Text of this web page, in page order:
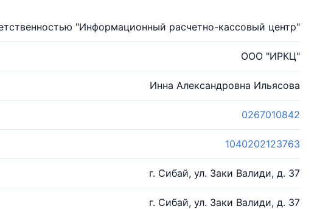
"Информационный расчетно-кассовый центр"
ООО "ИРКЦ"
Инна Александровна Ильясова
0267010842
1040202123763
г. Сибай, ул. Заки Валиди, д. 37
г. Сибай, ул. Заки Валиди, д. 37